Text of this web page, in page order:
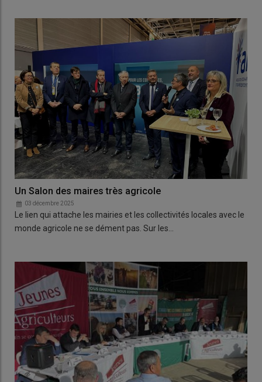
Un Salon des maires très agricole
03 décembre 2025
Le lien qui attache les mairies et les collectivités locales avec le
monde agricole ne se dément pas. Sur les…